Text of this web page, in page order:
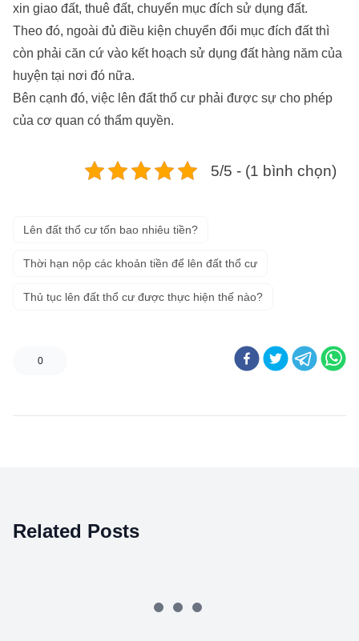
xin giao đất, thuê đất, chuyển mục đích sử dụng đất.​
Theo đó, ngoài đủ điều kiện chuyển đổi mục đích đất thì
còn phải căn cứ vào kết hoạch sử dụng đất hàng năm của
huyện tại nơi đó nữa.
Bên cạnh đó, việc lên đất thổ cư phải được sự cho phép
của cơ quan có thẩm quyền.
5/5 - (1 bình chọn)
Lên đất thổ cư tốn bao nhiêu tiền?
Thời hạn nộp các khoản tiền để lên đất thổ cư
Thủ tục lên đất thổ cư được thực hiện thế nào?
0
Related Posts